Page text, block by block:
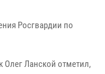
Росгвардии по
Олег Ланской отметил,